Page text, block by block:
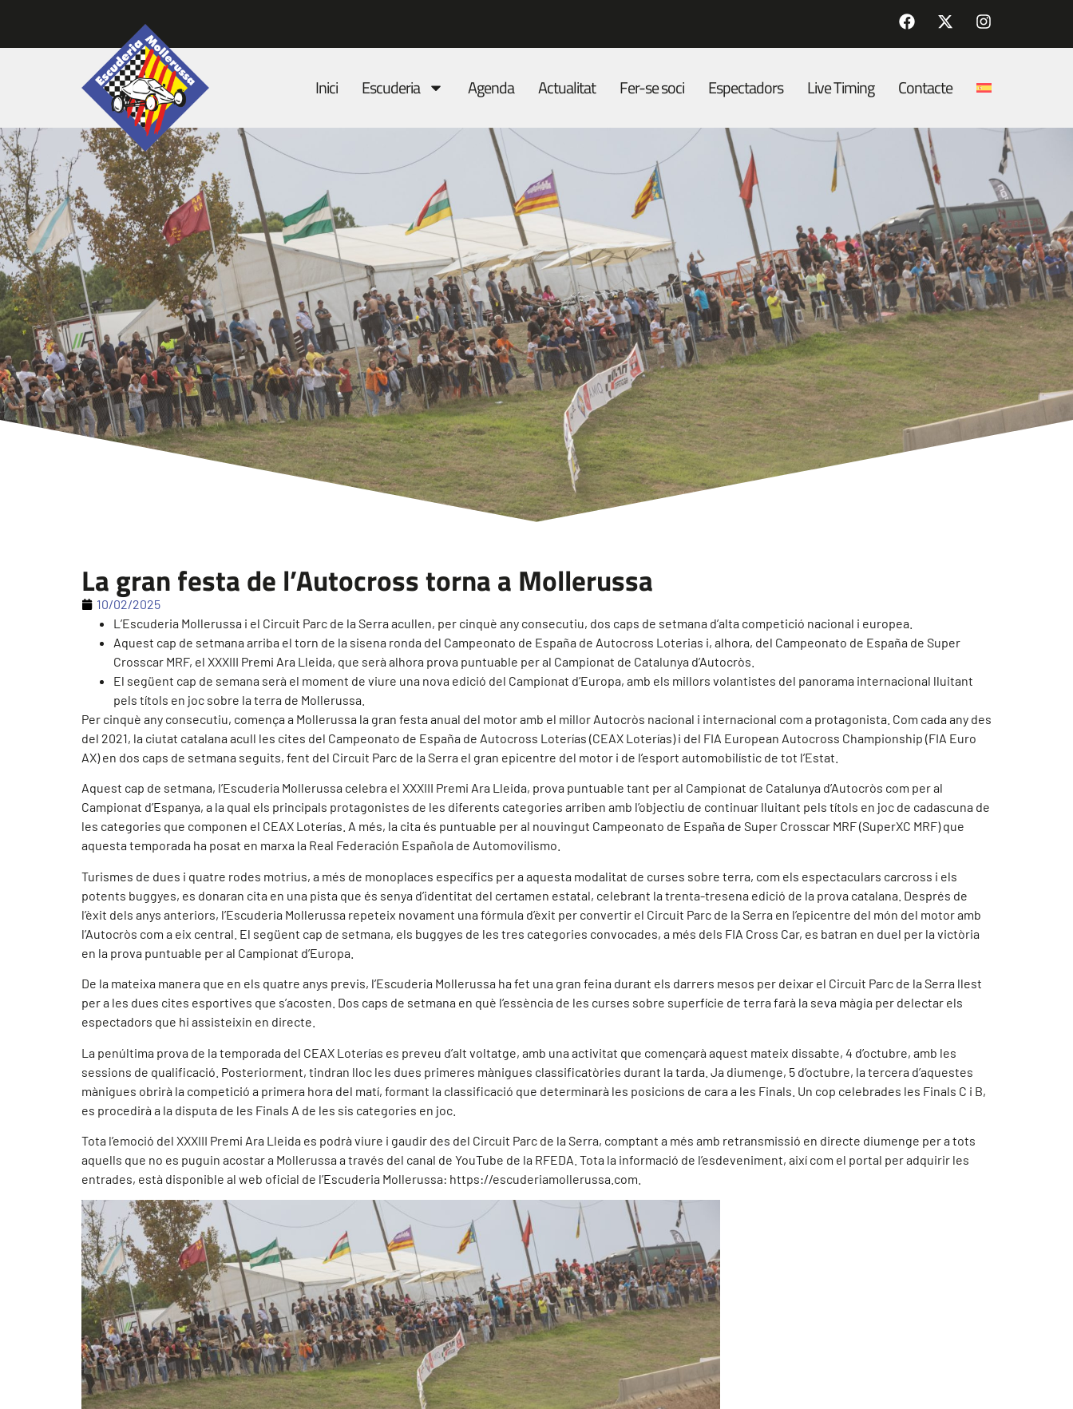
Inici Escuderia Agenda Actualitat Fer-se soci Espectadors Live Timing Contacte
La gran festa de l’Autocross torna a Mollerussa
10/02/2025
L’Escuderia Mollerussa i el Circuit Parc de la Serra acullen, per cinquè any consecutiu, dos caps de setmana d’alta competició nacional i europea.
Aquest cap de setmana arriba el torn de la sisena ronda del Campeonato de España de Autocross Loterias i, alhora, del Campeonato de España de Super
Crosscar MRF, el XXXIII Premi Ara Lleida, que serà alhora prova puntuable per al Campionat de Catalunya d’Autocròs.
El següent cap de semana serà el moment de viure una nova edició del Campionat d’Europa, amb els millors volantistes del panorama internacional lluitant
pels títols en joc sobre la terra de Mollerussa.
Per cinquè any consecutiu, comença a Mollerussa la gran festa anual del motor amb el millor Autocròs nacional i internacional com a protagonista. Com cada any des
del 2021, la ciutat catalana acull les cites del Campeonato de España de Autocross Loterías (CEAX Loterías) i del FIA European Autocross Championship (FIA Euro
AX) en dos caps de setmana seguits, fent del Circuit Parc de la Serra el gran epicentre del motor i de l’esport automobilístic de tot l’Estat.
Aquest cap de setmana, l’Escuderia Mollerussa celebra el XXXIII Premi Ara Lleida, prova puntuable tant per al Campionat de Catalunya d’Autocròs com per al
Campionat d’Espanya, a la qual els principals protagonistes de les diferents categories arriben amb l’objectiu de continuar lluitant pels títols en joc de cadascuna de
les categories que componen el CEAX Loterías. A més, la cita és puntuable per al nouvingut Campeonato de España de Super Crosscar MRF (SuperXC MRF) que
aquesta temporada ha posat en marxa la Real Federación Española de Automovilismo.
Turismes de dues i quatre rodes motrius, a més de monoplaces específics per a aquesta modalitat de curses sobre terra, com els espectaculars carcross i els
potents buggyes, es donaran cita en una pista que és senya d’identitat del certamen estatal, celebrant la trenta-tresena edició de la prova catalana. Després de
l’èxit dels anys anteriors, l’Escuderia Mollerussa repeteix novament una fórmula d’èxit per convertir el Circuit Parc de la Serra en l’epicentre del món del motor amb
l’Autocròs com a eix central. El següent cap de setmana, els buggyes de les tres categories convocades, a més dels FIA Cross Car, es batran en duel per la victòria
en la prova puntuable per al Campionat d’Europa.
De la mateixa manera que en els quatre anys previs, l’Escuderia Mollerussa ha fet una gran feina durant els darrers mesos per deixar el Circuit Parc de la Serra llest
per a les dues cites esportives que s’acosten. Dos caps de setmana en què l’essència de les curses sobre superfície de terra farà la seva màgia per delectar els
espectadors que hi assisteixin en directe.
La penúltima prova de la temporada del CEAX Loterías es preveu d’alt voltatge, amb una activitat que començarà aquest mateix dissabte, 4 d’octubre, amb les
sessions de qualificació. Posteriorment, tindran lloc les dues primeres mànigues classificatòries durant la tarda. Ja diumenge, 5 d’octubre, la tercera d’aquestes
mànigues obrirà la competició a primera hora del matí, formant la classificació que determinarà les posicions de cara a les Finals. Un cop celebrades les Finals C i B,
es procedirà a la disputa de les Finals A de les sis categories en joc.
Tota l’emoció del XXXIII Premi Ara Lleida es podrà viure i gaudir des del Circuit Parc de la Serra, comptant a més amb retransmissió en directe diumenge per a tots
aquells que no es puguin acostar a Mollerussa a través del canal de YouTube de la RFEDA. Tota la informació de l’esdeveniment, així com el portal per adquirir les
entrades, està disponible al web oficial de l’Escuderia Mollerussa: https://escuderiamollerussa.com.